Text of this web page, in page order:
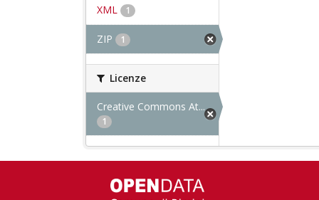
XML 1
ZIP 1
Licenze
Creative Commons At...
1